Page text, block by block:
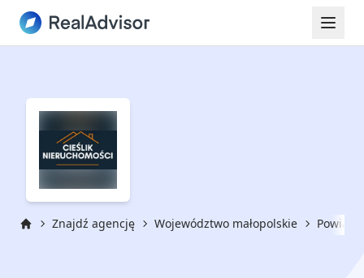
Znajdź agencję Województwo małopolskie Powiat